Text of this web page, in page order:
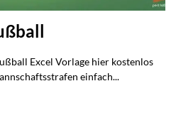
Excel Vorlage hier kostenlos
einfach...